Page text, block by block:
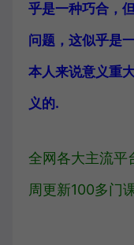
乎是一种巧合，
问题，这似乎是
本人来说意义重
义的.
全网各大主流平
周更新100多门